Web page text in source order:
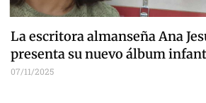
La escritora almanseña Ana
presenta su nuevo álbum
07/11/2025